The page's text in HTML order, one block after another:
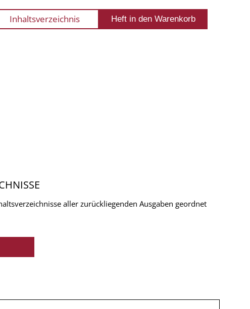
Inhaltsverzeichnis
aller zurückliegenden Ausgaben geordnet